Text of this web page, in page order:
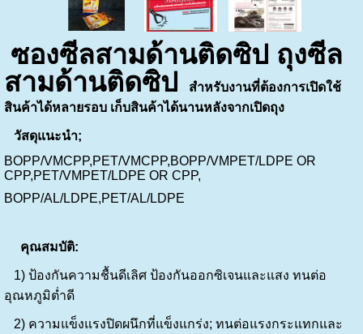
ซองซีลสามด้านติดซิป ถุงซีล
สามด้านติดซิป
สำหรับงานที่ต้องการเปิดใช้
สินค้าได้หลายรอบ เก็บสินค้าได้นานหลังจากเปิดถุง
วัสดุแนะนำ;
BOPP/VMCPP,PET/VMCPP,BOPP/VMPET/LDPE OR
CPP,PET/VMPET/LDPE OR CPP,
BOPP/AL/LDPE,PET/AL/LDPE
คุณสมบัติ:
1) ป้องกันความชื้นดีเลิศ ป้องกันออกซิเจนและแสง ทนต่อ
อุณหภูมิต่ำดี
2) ความแข็งแรงปิดผนึกที่แข็งแกร่ง; ทนต่อแรงกระแทกและ